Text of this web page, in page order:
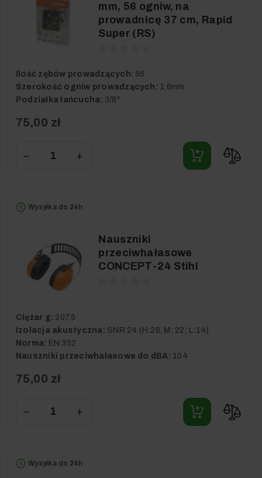
mm, 56 ogniw, na
prowadnicę 37 cm, Rapid
Super (RS)
Ilość zębów prowadzących: 56
Szerokość ogniw prowadzących: 1,6mm
Podziałka łańcucha: 3/8"
75,00 zł
− +
Wysyłka do 24h
Nauszniki
przeciwhałasowe
CONCEPT-24 Stihl
Ciężar g: 207,5
Izolacja akustyczna: SNR 24 (H:28, M: 22; L:14)
Norma: EN 352
Nauszniki przeciwhałasowe do dBA: 104
75,00 zł
− +
Wysyłka do 24h